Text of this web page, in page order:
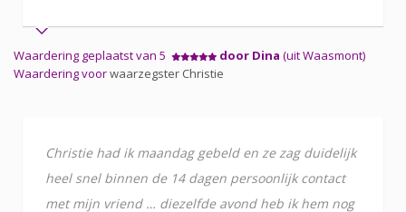
Waardering geplaatst van 5 door Dina (uit Waasmont)
Waardering voorwaarzegster Christie
Christie had ik maandag gebeld en ze zag duidelijk
heel snel binnen de 14 dagen persoonlijk contact
met mijn vriend … diezelfde avond heb ik hem nog